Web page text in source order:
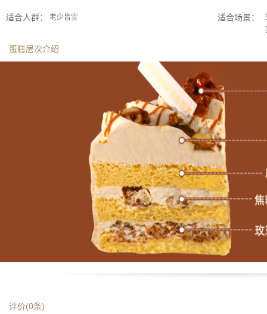
适合人群： 老少皆宜 适合场景：
蛋糕层次介绍
评价(0条)